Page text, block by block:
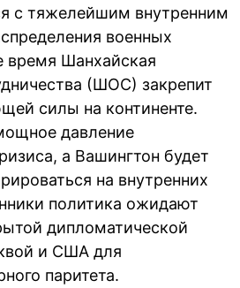
с тяжелейшим внутренним
военных
Шанхайская
(ШОС) закрепит
силы на континенте.
давление
а Вашингтон будет
на внутренних
политика ожидают
дипломатической
и США для
паритета.